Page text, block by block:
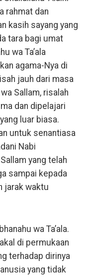
rahmat dan
kasih sayang yang
tara bagi umat
wa Ta’ala
agama-Nya di
jauh dari masa
Sallam, risalah
dan dipelajari
luar biasa.
untuk senantiasa
Nabi
yang telah
sampai kepada
jarak waktu
wa Ta’ala.
di permukaan
terhadap dirinya
yang tidak